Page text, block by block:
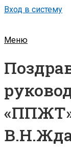
Вход в систему
Меню
«ППЖТ»